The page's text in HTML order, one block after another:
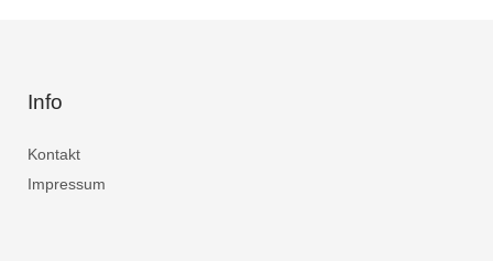
Info
Kontakt
Impressum